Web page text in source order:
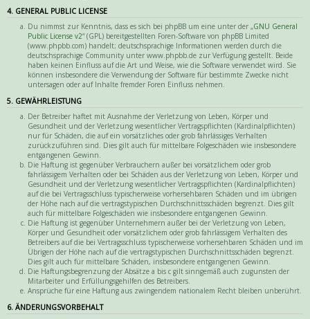
4. GENERAL PUBLIC LICENSE
Du nimmst zur Kenntnis, dass es sich bei phpBB um eine unter der „GNU General
Public License v2“ (GPL) bereitgestellten Foren-Software von phpBB Limited
(www.phpbb.com) handelt; deutschsprachige Informationen werden durch die
deutschsprachige Community unter www.phpbb.de zur Verfügung gestellt. Beide
haben keinen Einfluss auf die Art und Weise, wie die Software verwendet wird. Sie
können insbesondere die Verwendung der Software für bestimmte Zwecke nicht
untersagen oder auf Inhalte fremder Foren Einfluss nehmen.
5. GEWÄHRLEISTUNG
Der Betreiber haftet mit Ausnahme der Verletzung von Leben, Körper und
Gesundheit und der Verletzung wesentlicher Vertragspflichten (Kardinalpflichten)
nur für Schäden, die auf ein vorsätzliches oder grob fahrlässiges Verhalten
zurückzuführen sind. Dies gilt auch für mittelbare Folgeschäden wie insbesondere
entgangenen Gewinn.
Die Haftung ist gegenüber Verbrauchern außer bei vorsätzlichem oder grob
fahrlässigem Verhalten oder bei Schäden aus der Verletzung von Leben, Körper und
Gesundheit und der Verletzung wesentlicher Vertragspflichten (Kardinalpflichten)
auf die bei Vertragsschluss typischerweise vorhersehbaren Schäden und im übrigen
der Höhe nach auf die vertragstypischen Durchschnittsschäden begrenzt. Dies gilt
auch für mittelbare Folgeschäden wie insbesondere entgangenen Gewinn.
Die Haftung ist gegenüber Unternehmern außer bei der Verletzung von Leben,
Körper und Gesundheit oder vorsätzlichem oder grob fahrlässigem Verhalten des
Betreibers auf die bei Vertragsschluss typischerweise vorhersehbaren Schäden und im
Übrigen der Höhe nach auf die vertragstypischen Durchschnittsschäden begrenzt.
Dies gilt auch für mittelbare Schäden, insbesondere entgangenen Gewinn.
Die Haftungsbegrenzung der Absätze a bis c gilt sinngemäß auch zugunsten der
Mitarbeiter und Erfüllungsgehilfen des Betreibers.
Ansprüche für eine Haftung aus zwingendem nationalem Recht bleiben unberührt.
6. ÄNDERUNGSVORBEHALT